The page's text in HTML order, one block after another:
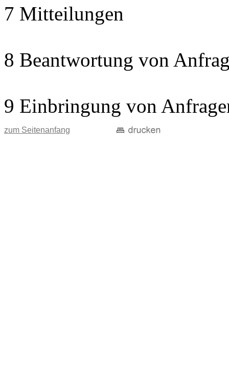
7 Mitteilungen
8 Beantwortung von
9 Einbringung von
zum Seitenanfang